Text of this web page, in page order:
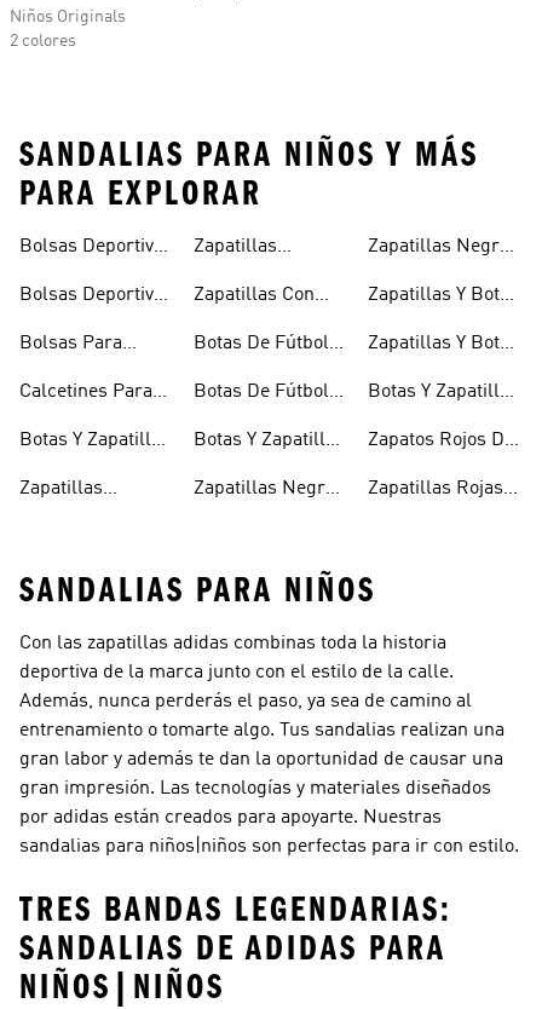
Niños Originals
2 colores
SANDALIAS PARA NIÑOS Y MÁS
PARA EXPLORAR
Bolsas Deportivas
Bolsas Deportivas
Bolsas Para
Calcetines Para
Botas Y Zapatillas
Zapatillas
Niñas
Zapatillas
Niños
Zapatillas Con
Niños
Botas De Fútbol
Botas De Fútbol
Botas Y Zapatillas
Niños
Zapatillas Negras
Zapatillas Negras
Zapatillas Y Botas
Zapatillas Y Botas
Botas Y Zapatillas
Zapatos Rojos De
Zapatillas Rojas
SANDALIAS PARA NIÑOS
Con las zapatillas adidas combinas toda la historia
deportiva de la marca junto con el estilo de la calle.
Además, nunca perderás el paso, ya sea de camino al
entrenamiento o tomarte algo. Tus sandalias realizan una
gran labor y además te dan la oportunidad de causar una
gran impresión. Las tecnologías y materiales diseñados
por adidas están creados para apoyarte. Nuestras
sandalias para niños|niños son perfectas para ir con estilo.
TRES BANDAS LEGENDARIAS:
SANDALIAS DE ADIDAS PARA
NIÑOS|NIÑOS